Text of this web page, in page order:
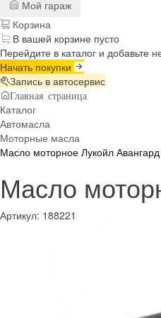
Мой гараж
Корзина
В вашей корзине пусто
Перейдите в каталог и добавьте
Начать покупки
Запись в автосервис
Главная страница
Каталог
Автомасла
Моторные масла
Масло моторное Лукойл
Масло
Артикул: 188221